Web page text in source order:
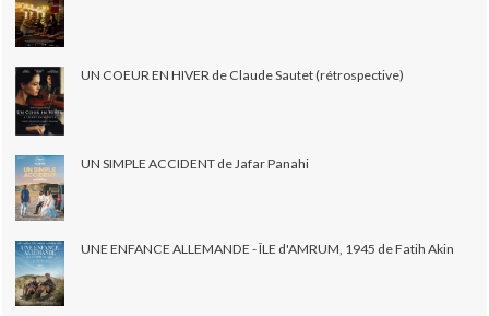
UN COEUR EN HIVER de Claude Sautet (rétrospective)
UN SIMPLE ACCIDENT de Jafar Panahi
UNE ENFANCE ALLEMANDE - ÎLE d'AMRUM, 1945 de Fatih Akin